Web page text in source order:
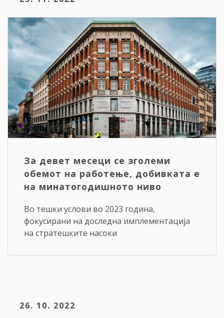
За девет месеци се зголеми
обемот на работење, добивката е
на минатогодишното ниво
Во тешки услови во 2023 година,
фокусирани на доследна имплементација
на стратешките насоки
26. 10. 2022